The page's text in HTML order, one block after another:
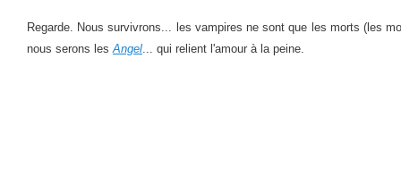
Regarde. Nous survivrons... les vampires ne sont que les morts (les
nous serons lesAngel... qui relient l'amour à la peine.